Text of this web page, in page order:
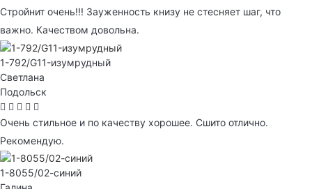
Стройнит очень!!! Зауженность книзу не стесняет шаг, что
важно. Качеством довольна.
1-792/G11-изумрудный
Светлана
Подольск
Очень стильное и по качеству хорошее. Сшито отлично.
Рекомендую.
1-8055/02-синий